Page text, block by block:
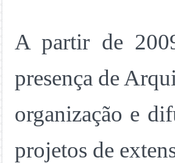
A partir de
presença de
organização e
projetos de